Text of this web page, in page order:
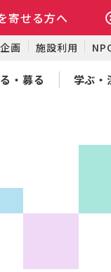
寄せる方へ
画 施設利用
・募る 学ぶ・